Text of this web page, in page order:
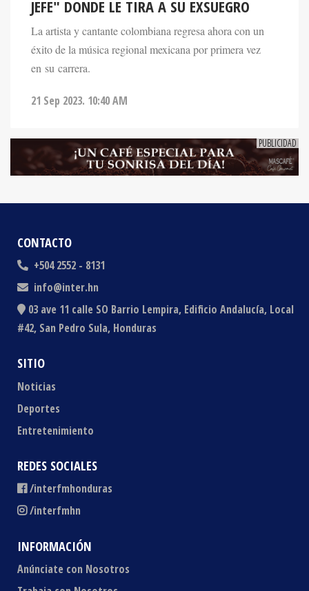
La artista y cantante colombiana regresa ahora con un
éxito de la música regional mexicana por primera vez
en su carrera.
CONTACTO
+504 2552 - 8131
info@inter.hn
03 ave 11 calle SO Barrio Lempira, Edificio Andalucía, Local
#42, San Pedro Sula, Honduras
SITIO
Noticias
Deportes
Entretenimiento
REDES SOCIALES
/interfmhonduras
/interfmhn
INFORMACIÓN
Anúnciate con Nosotros